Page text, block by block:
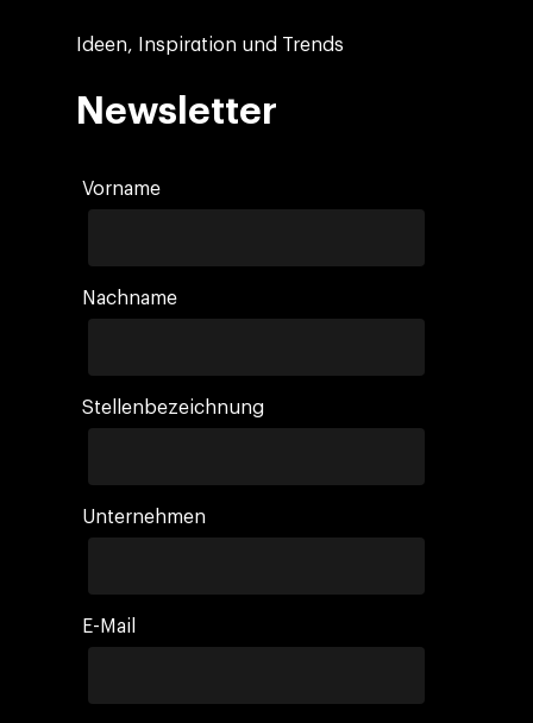
Ideen, Inspiration und Trends
Newsletter
Vorname
Nachname
Stellenbezeichnung
Unternehmen
E-Mail
Über Making Science
Agentic AI Marketing
Paid Media
Social 360
Cloud im Marketing
Customers
Insights
Kontakt